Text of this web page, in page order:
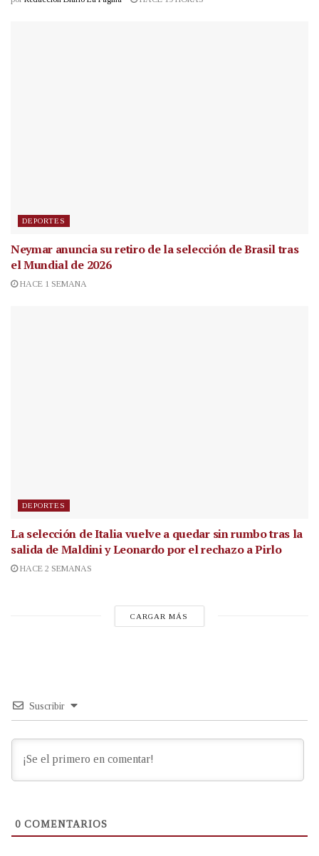
DEPORTES
Neymar anuncia su retiro de la selección de Brasil tras
el Mundial de 2026
HACE 1 SEMANA
DEPORTES
La selección de Italia vuelve a quedar sin rumbo tras la
salida de Maldini y Leonardo por el rechazo a Pirlo
HACE 2 SEMANAS
CARGAR MÁS
Suscribir
0 COMENTARIOS